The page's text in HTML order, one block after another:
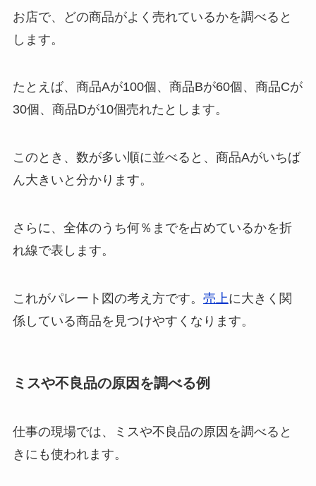
お店で、どの商品がよく売れているかを調べると
します。
たとえば、商品Aが100個、商品Bが60個、商品Cが
30個、商品Dが10個売れたとします。
このとき、数が多い順に並べると、商品Aがいちば
ん大きいと分かります。
さらに、全体のうち何％までを占めているかを折
れ線で表します。
これがパレート図の考え方です。 売上に大きく関
係している商品を見つけやすくなります。
ミスや不良品の原因を調べる例
仕事の現場では、ミスや不良品の原因を調べると
きにも使われます。